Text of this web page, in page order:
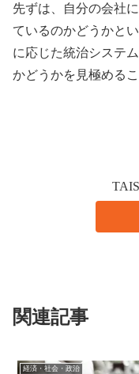
先ずは、自分の会社
ているのかどうかと
に応じた統治システ
かどうかを見極める
関連記事
経済・社会・政治